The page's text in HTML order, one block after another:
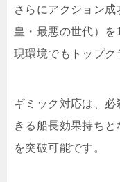
さらにアクション
皇・最悪の世代）
現環境でもトップク
ギミック対応は、
きる船長効果持ち
を突破可能です。